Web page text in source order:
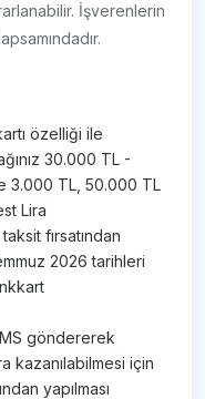
İşverenlerin
özelliği ile
30.000 TL -
3.000 TL, 50.000 TL
Lira
fırsatından
2026 tarihleri
göndererek
kazanılabilmesi için
yapılması